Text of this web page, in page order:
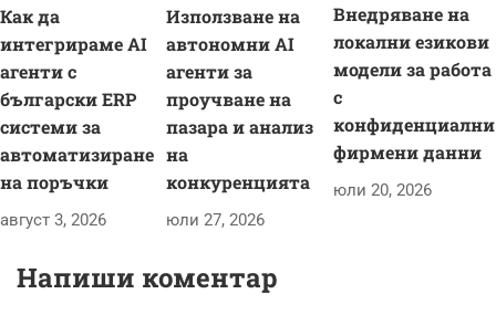
Как да
интегрираме AI
агенти с
български ERP
системи за
автоматизиране
на поръчки
август 3, 2026
Използване на
автономни AI
агенти за
проучване на
пазара и анализ
на
конкуренцията
юли 27, 2026
Внедряване на
локални езикови
модели за работа
с
конфиденциални
фирмени данни
юли 20, 2026
Напиши коментар